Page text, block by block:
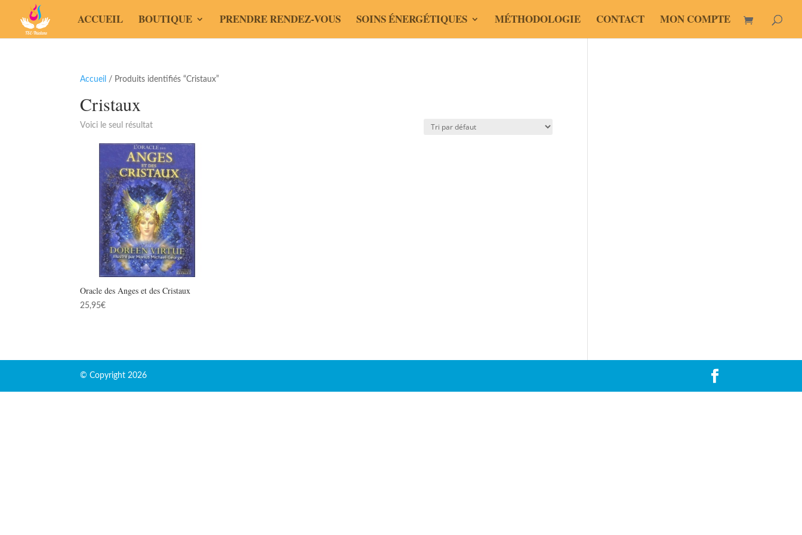
ACCUEIL BOUTIQUE PRENDRE RENDEZ-VOUS SOINS ÉNERGÉTIQUES MÉTHODOLOGIE CONTACT MON COMPTE
Accueil / Produits identifiés “Cristaux”
Cristaux
Voici le seul résultat
Oracle des Anges et des Cristaux
25,95€
© Copyright 2026